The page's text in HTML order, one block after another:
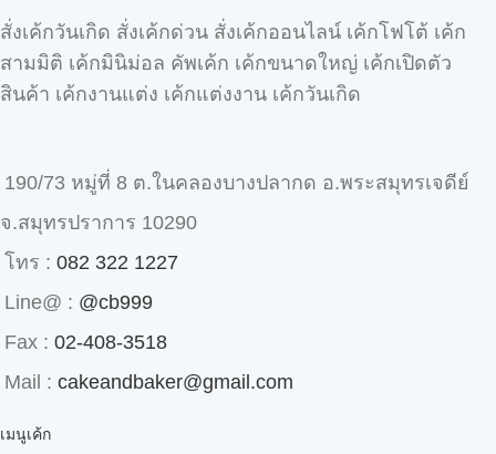
สั่งเค้กวันเกิด สั่งเค้กด่วน สั่งเค้กออนไลน์ เค้กโฟโต้ เค้ก
สามมิติ เค้กมินิม่อล คัพเค้ก เค้กขนาดใหญ่ เค้กเปิดตัว
สินค้า เค้กงานแต่ง เค้กแต่งงาน เค้กวันเกิด
190/73 หมู่ที่ 8 ต.ในคลองบางปลากด อ.พระสมุทรเจดีย์
จ.สมุทรปราการ 10290
โทร : 082 322 1227
Line@ : @cb999
Fax : 02-408-3518
Mail : cakeandbaker@gmail.com
เมนูเค้ก